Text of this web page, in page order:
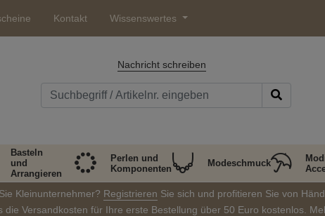
Kontakt Wissenswertes
Nachricht schreiben
Basteln
und
Arrangieren
Perlen und
Komponenten
Modeschmuck
Kleinunternehmer? Registrieren Sie sich und profitieren Sie von
die Versandkosten für Ihre erste Bestellung über 50 Euro kostenlos.